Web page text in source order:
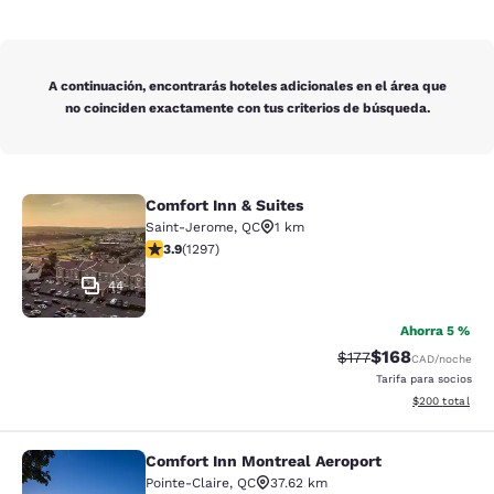
A continuación, encontrarás hoteles adicionales en el área que
no coinciden exactamente con tus criterios de búsqueda.
Comfort Inn & Suites
44
Comfort Inn & Suites
Saint-Jerome, QC
1 km
calificación de 3.89 estrellas. Bueno. 1297 reseñas
3.9(1297)
Ahorra 5 %
Precio tachado:
$177Precio con
$168CAD/noche
Tarifa para socios
Ver detalles
$200 total
Comfort Inn Montreal Aeroport
Comfort Inn Montreal Aeroport
Pointe-Claire, QC
37.62 km